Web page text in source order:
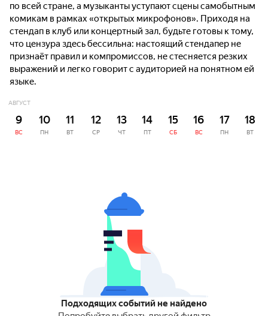
по всей стране, а музыканты уступают сцены самобытным
комикам в рамках «открытых микрофонов». Приходя на
стендап в клуб или концертный зал, будьте готовы к тому,
что цензура здесь бессильна: настоящий стендапер не
признаёт правил и компромиссов, не стесняется резких
выражений и легко говорит с аудиторией на понятном ей
языке.
АВГУСТ
9
ВС
10
ПН
11
ВТ
12
СР
13
ЧТ
14
ПТ
15
СБ
16
ВС
17
ПН
18
ВТ
Подходящих событий не найдено